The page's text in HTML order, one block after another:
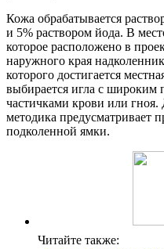
Кожа обрабатывается
и 5% раствором йода. В
которое расположено в
наружного края
которого достигается
выбирается игла с широким
частичками крови или
методика предусматривает
подколенной ямки.
Читайте также: